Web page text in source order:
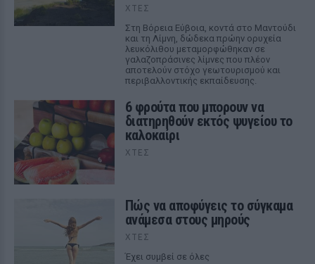
ΧΤΕΣ
Στη Βόρεια Εύβοια, κοντά στο Μαντούδι
και τη Λίμνη, δώδεκα πρώην ορυχεία
λευκόλιθου μεταμορφώθηκαν σε
γαλαζοπράσινες λίμνες που πλέον
αποτελούν στόχο γεωτουρισμού και
περιβαλλοντικής εκπαίδευσης.
6 φρούτα που μπορουν να
διατηρηθούν εκτός ψυγείου το
καλοκαίρι
ΧΤΕΣ
Πώς να αποφύγεις το σύγκαμα
ανάμεσα στους μηρούς
ΧΤΕΣ
Έχει συμβεί σε όλες